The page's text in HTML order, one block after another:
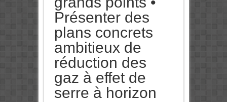
Présenter des
plans concrets
ambitieux de
réduction des
gaz à effet de
serre à horizon